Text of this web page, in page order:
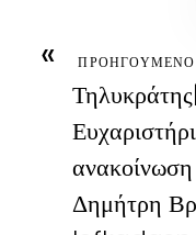
« ΠΡΟΗΓΟΥΜΕΝΟ
Τηλυκράτης|
Δημήτρη